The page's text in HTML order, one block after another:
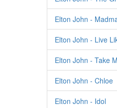
Elton John -
Elton John - Live
Elton John - Take
Elton John - Chloe
Elton John - Idol